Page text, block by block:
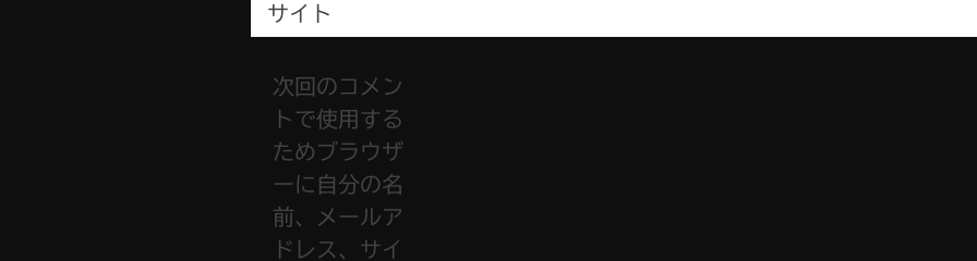
サイト
次回のコメン
トで使用する
ためブラウザ
ーに自分の名
前、メールア
ドレス、サイ